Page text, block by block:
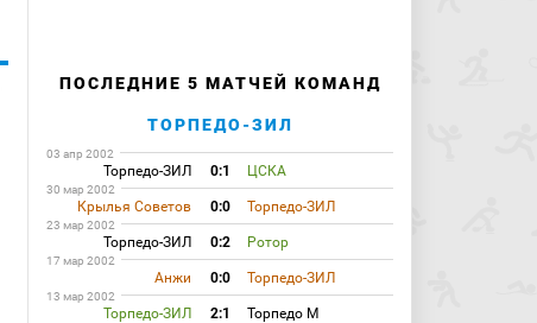
ПОСЛЕДНИЕ 5 МАТЧЕЙ КОМАНД
ТОРПЕДО-ЗИЛ
03 апр 2002
Торпедо-ЗИЛ 0:1 ЦСКА
30 мар 2002
Крылья Советов 0:0 Торпедо-ЗИЛ
23 мар 2002
Торпедо-ЗИЛ 0:2 Ротор
17 мар 2002
Анжи 0:0 Торпедо-ЗИЛ
13 мар 2002
Торпедо-ЗИЛ 2:1 Торпедо М